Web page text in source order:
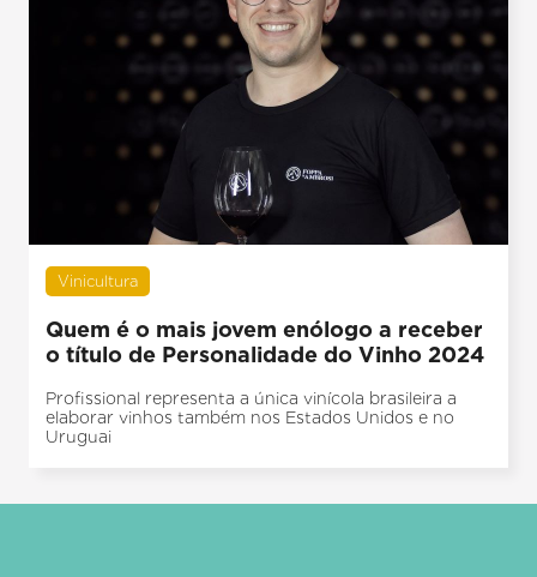
Vinicultura
Quem é o mais jovem enólogo a receber
o título de Personalidade do Vinho 2024
Profissional representa a única vinícola brasileira a
elaborar vinhos também nos Estados Unidos e no
Uruguai